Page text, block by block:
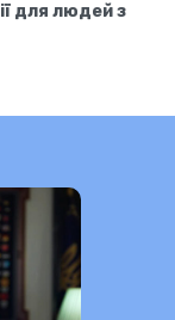
для людей з